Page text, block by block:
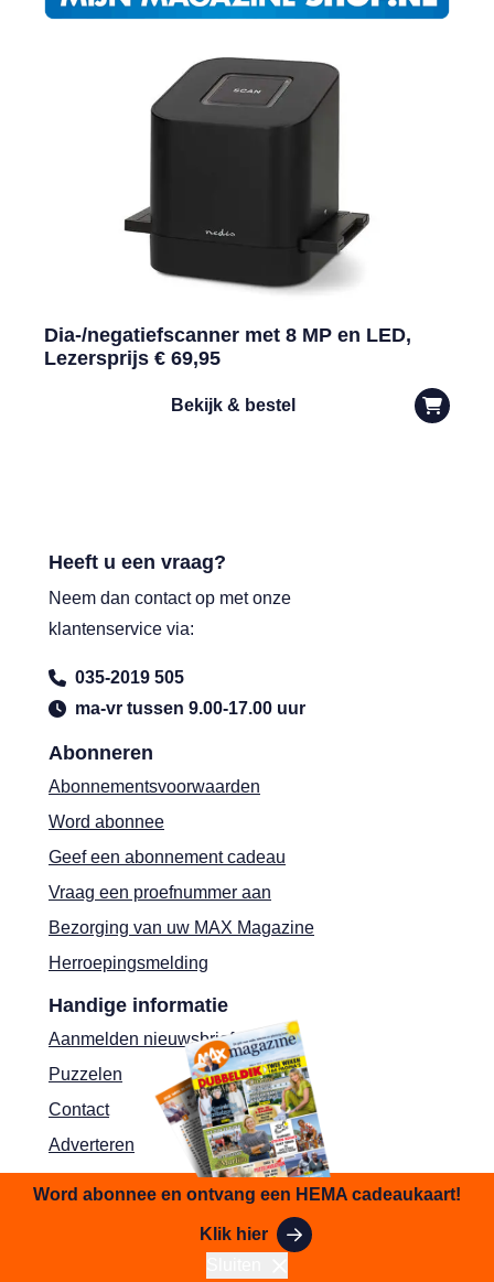
Dia-/negatiefscanner met 8 MP en LED,
Lezersprijs € 69,95
Bekijk & bestel
Abonneren
Abonnementsvoorwaarden
Word abonnee
Geef een abonnement cadeau
Vraag een proefnummer aan
Bezorging van uw MAX Magazine
Herroepingsmelding
Handige informatie
Aanmelden nieuwsbrief
Puzzelen
Contact
Adverteren
Heeft u een vraag?
Neem dan contact op met onze
klantenservice via:
035-2019 505
ma-vr tussen 9.00-17.00 uur
Word abonnee en ontvang een HEMA cadeaukaart!
Klik hier